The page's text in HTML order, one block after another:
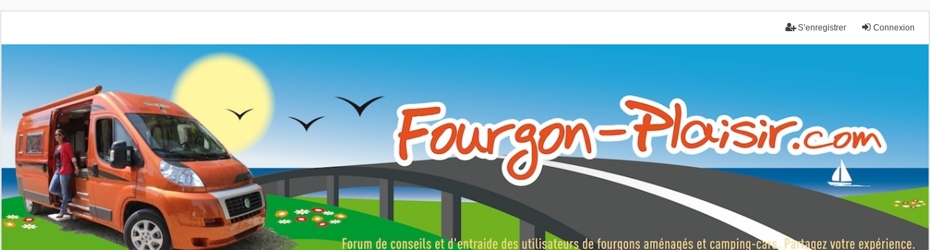
Connexion
S’enregistrer
Fourgon-plaisir.com
Forum de conseils et d'entraide des utilisateurs de fourgons, fourgons aménagés, vans et de camping-car. Partagez votre expérience.